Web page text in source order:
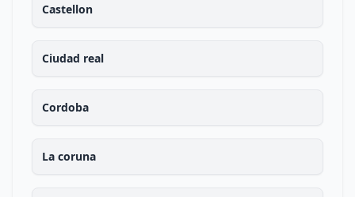
Castellon
Ciudad real
Cordoba
La coruna